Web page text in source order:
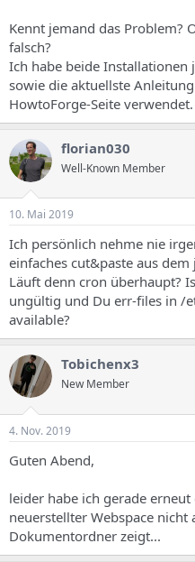
Kennt jemand das Problem?
falsch?
Ich habe beide
sowie die aktuellste
HowtoForge-Seite verwendet.
florian030
Well-Known Member
10. Mai 2019
Ich persönlich nehme nie
einfaches cut&paste aus
Läuft denn cron überhaupt?
ungültig und Du err-files in /
available?
Tobichenx3
New Member
4. Nov. 2019
Guten Abend,
leider habe ich gerade
neuerstellter Webspace nicht
Dokumentordner zeigt...